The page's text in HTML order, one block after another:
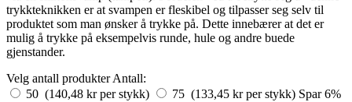
trykkteknikken er at svampen er fleskibel og tilpasser seg selv til
produktet som man ønsker å trykke på. Dette innebærer at det er
mulig å trykke på eksempelvis runde, hule og andre buede
gjenstander.
Velg antall produkterAntall:
50 (140,48 kr per stykk)
75 (133,45 kr per stykk) Spar 6%